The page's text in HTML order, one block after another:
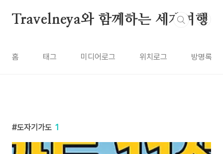
Travelneya와 함께하는 세계여행
홈 태그 미디어로그 위치로그 방명록
도자기가도 1